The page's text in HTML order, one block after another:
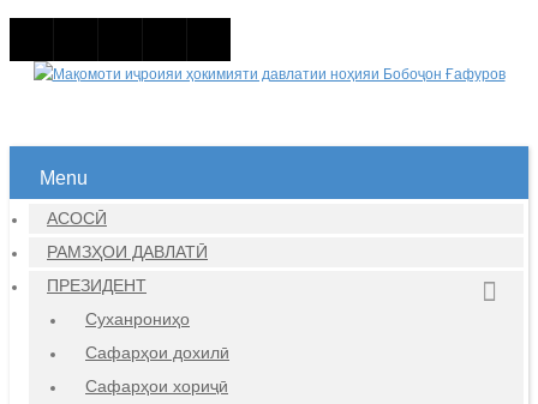
Menu
АСОСӢ
РАМЗҲОИ ДАВЛАТӢ
ПРЕЗИДЕНТ
Суханрониҳо
Сафарҳои дохилӣ
Сафарҳои хориҷӣ